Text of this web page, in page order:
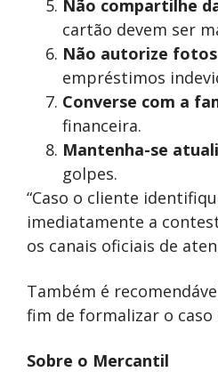
Não compartilhe
cartão devem ser
Não autorize
empréstimos
Converse com a
financeira.
Mantenha-se
golpes.
“Caso o cliente
imediatamente a
os canais oficiais de
Também é
fim de formalizar o caso
Sobre o Mercantil